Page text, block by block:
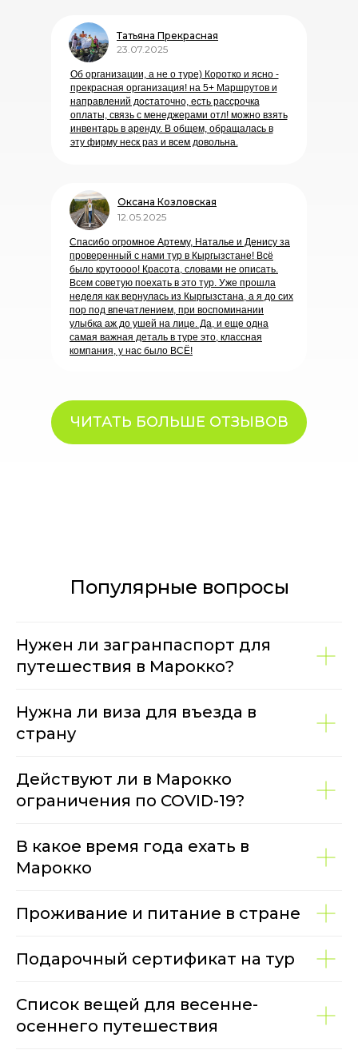
Татьяна Прекрасная
Об организации, а не о туре) Коротко и ясно -
прекрасная организация! на 5+ Маршрутов и
направлений достаточно, есть рассрочка
оплаты, связь с менеджерами отл! можно взять
инвентарь в аренду. В общем, обращалась в
эту фирму неск раз и всем довольна.
23.07.2025
Спасибо огромное Артему, Наталье и Денису за
проверенный с нами тур в Кыргызстане! Всё
было крутоооо! Красота, словами не описать.
Всем советую поехать в это тур. Уже прошла
неделя как вернулась из Кыргызстана, а я до сих
пор под впечатлением, при воспоминании
улыбка аж до ушей на лице. Да, и еще одна
самая важная деталь в туре это, классная
компания, у нас было ВСЁ!
12.05.2025
Оксана Козловская
ЧИТАТЬ БОЛЬШЕ ОТЗЫВОВ
Популярные вопросы
Нужен ли загранпаспорт для
путешествия в Марокко?
Нужна ли виза для въезда в
страну
Действуют ли в Марокко
ограничения по COVID-19?
В какое время года ехать в
Марокко
Проживание и питание в стране
Подарочный сертификат на тур
Список вещей для весенне-
осеннего путешествия